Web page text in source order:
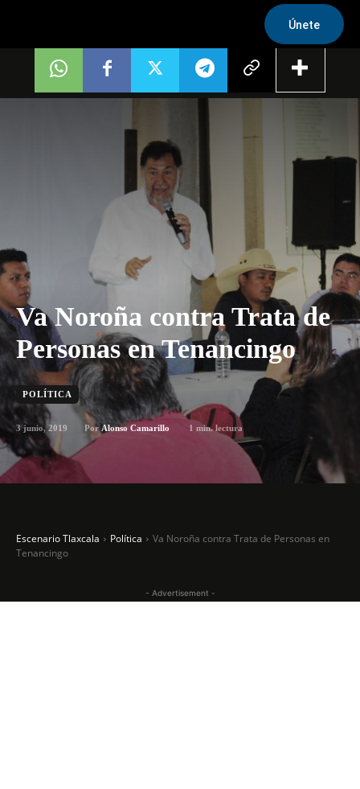
Únete
Va Noroña contra Trata de
Personas en Tenancingo
POLÍTICA
3 junio, 2019 Por Alonso Camarillo 1 min. lectura
Escenario Tlaxcala Política
Va Noroña contra Trata de Personas en
Tenancingo
- Advertisement -